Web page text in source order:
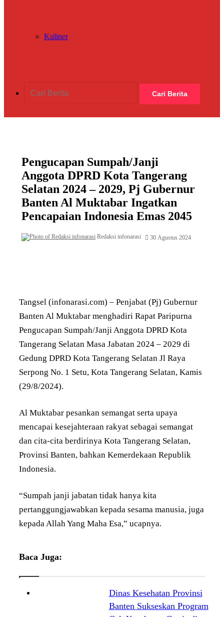
Kuliner
Cari Berita
Pengucapan Sumpah/Janji
Anggota DPRD Kota Tangerang
Selatan 2024 – 2029, Pj Gubernur
Banten Al Muktabar Ingatkan
Pencapaian Indonesia Emas 2045
Redaksi infonarasi 30 Agustus 2024
Tangsel (infonarasi.com) – Penjabat (Pj) Gubernur
Banten Al Muktabar menghadiri Rapat Paripurna
Pengucapan Sumpah/Janji Anggota DPRD Kota
Tangerang Selatan Masa Jabatan 2024 – 2029 di
Gedung DPRD Kota Tangerang Selatan Jl Raya
Serpong No. 1 Setu, Kota Tangerang Selatan, Kamis
(29/8/2024).
Al Muktabar pesankan semangat serta upaya
mencapai kesejahteraan rakyat sebagai semangat
dan cita-cita berdirinya Kota Tangerang Selatan,
Provinsi Banten, bahkan Kemerdekaan Republik
Indonesia.
“Sumpah janji jabatan tidak hanya kita
pertanggungjawabkan kepada sesama manusia, juga
kepada Allah Yang Maha Esa,” ucapnya.
Baca Juga:
Dinas Kesehatan Provinsi
Banten Sukseskan Program